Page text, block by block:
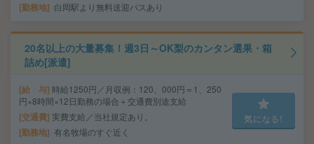
勤務地 白岡駅より無料送迎バスあり
20名以上の大量募集！週3日～OK梨のカンタン選果・箱
詰め[派遣]
給 与 時給1250円／月収例：120、000円＝1、250
円×8時間×12日勤務の場合＋交通費別途支給
交通費 実費支給／当社規定あり。
勤務地 有名牧場のすぐ近く
気になる!